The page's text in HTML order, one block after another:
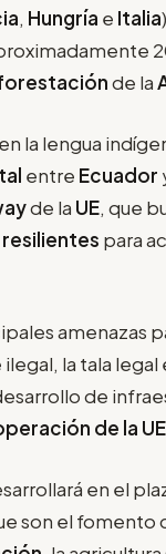
, Hungría e Italia
de la
la lengua
entre Ecuador
de la UE, que
resilientes para
amenazas
la tala
de
de la
en el
son el fomento